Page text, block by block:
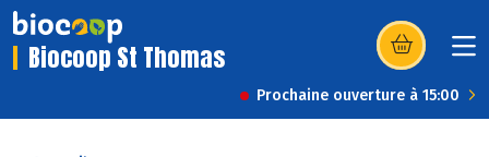
Biocoop St Thomas (s’ouvre dans
Prochaine ouverture à 15:00